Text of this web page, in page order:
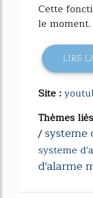
Cette
le moment.
LIRE
Site :
Thèmes
/systeme
systeme
d'alarme